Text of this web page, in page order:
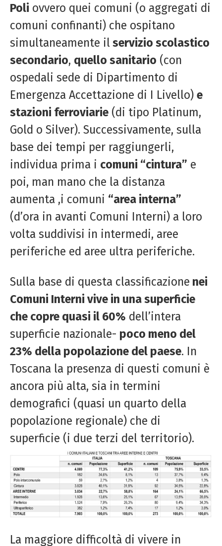
Poli ovvero quei comuni (o aggregati di
comuni confinanti) che ospitano
simultaneamente il servizio scolastico
secondario, quello sanitario (con
ospedali sede di Dipartimento di
Emergenza Accettazione di I Livello) e
stazioni ferroviarie (di tipo Platinum,
Gold o Silver). Successivamente, sulla
base dei tempi per raggiungerli,
individua prima i comuni “cintura” e
poi, man mano che la distanza
aumenta ,i comuni “area interna”
(d’ora in avanti Comuni Interni) a loro
volta suddivisi in intermedi, aree
periferiche ed aree ultra periferiche.
Sulla base di questa classificazione nei
Comuni Interni vive in una superficie
che copre quasi il 60% dell’intera
superficie nazionale- poco meno del
23% della popolazione del paese. In
Toscana la presenza di questi comuni è
ancora più alta, sia in termini
demografici (quasi un quarto della
popolazione regionale) che di
superficie (i due terzi del territorio).
La maggiore difficoltà di vivere in